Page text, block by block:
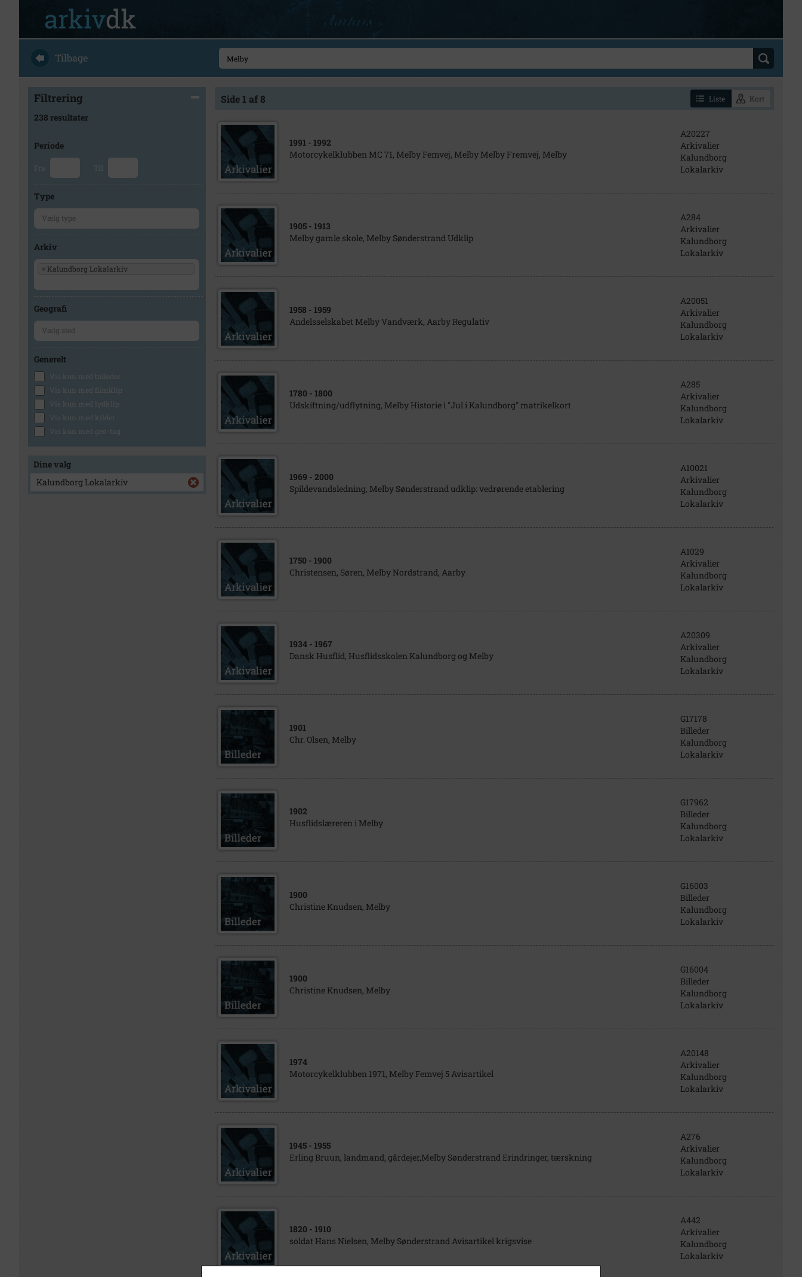
Tilbage
Filtrering
238 resultater
Periode
Fra Til
Type
Arkiv
× Kalundborg Lokalarkiv
Geografi
Generelt
Vis kun med billeder
Vis kun med filmklip
Vis kun med lydklip
Vis kun med kilder
Vis kun med geo-tag
Dine valg
Kalundborg Lokalarkiv
Side 1 af 8 Liste Kort
1991 - 1992
Motorcykelklubben MC 71, Melby Femvej, Melby Melby Fremvej, Melby
A20227
Arkivalier
Kalundborg
Lokalarkiv
1905 - 1913
Melby gamle skole, Melby Sønderstrand Udklip
A284
Arkivalier
Kalundborg
Lokalarkiv
1958 - 1959
Andelsselskabet Melby Vandværk, Aarby Regulativ
A20051
Arkivalier
Kalundborg
Lokalarkiv
1780 - 1800
Udskiftning/udflytning, Melby Historie i "Jul i Kalundborg" matrikelkort
A285
Arkivalier
Kalundborg
Lokalarkiv
1969 - 2000
Spildevandsledning, Melby Sønderstrand udklip: vedrørende etablering
A10021
Arkivalier
Kalundborg
Lokalarkiv
1750 - 1900
Christensen, Søren, Melby Nordstrand, Aarby
A1029
Arkivalier
Kalundborg
Lokalarkiv
1934 - 1967
Dansk Husflid, Husflidsskolen Kalundborg og Melby
A20309
Arkivalier
Kalundborg
Lokalarkiv
1901
Chr. Olsen, Melby
G17178
Billeder
Kalundborg
Lokalarkiv
1902
Husflidslæreren i Melby
G17962
Billeder
Kalundborg
Lokalarkiv
1900
Christine Knudsen, Melby
G16003
Billeder
Kalundborg
Lokalarkiv
1900
Christine Knudsen, Melby
G16004
Billeder
Kalundborg
Lokalarkiv
1974
Motorcykelklubben 1971, Melby Femvej 5 Avisartikel
A20148
Arkivalier
Kalundborg
Lokalarkiv
1945 - 1955
Erling Bruun, landmand, gårdejer,Melby Sønderstrand Erindringer, tærskning
A276
Arkivalier
Kalundborg
Lokalarkiv
1820 - 1910
soldat Hans Nielsen, Melby Sønderstrand Avisartikel krigsvise
A442
Arkivalier
Kalundborg
Lokalarkiv